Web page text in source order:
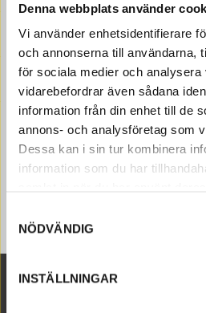
Denna webbplats använder
Vi använder enhetsidentifierare
och annonserna till användarna,
för sociala medier och analysera
vidarebefordrar även sådana
information från din enhet till de
annons- och analysföretag som
Dessa kan i sin tur kombinera
information som du har
NÖDVÄNDIG
INSTÄLLNINGAR
excavators are available as
carefully refurbished
non-original. We have
all Volvo construction
parts like injector (22172535,
20530438, 20847327) to inlet
excavators EC460B.